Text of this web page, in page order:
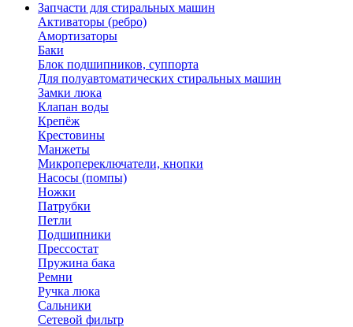
Запчасти для стиральных машин
Активаторы (ребро)
Амортизаторы
Баки
Блок подшипников, суппорта
Для полуавтоматических стиральных машин
Замки люка
Клапан воды
Крепёж
Крестовины
Манжеты
Микропереключатели, кнопки
Насосы (помпы)
Ножки
Патрубки
Петли
Подшипники
Прессостат
Пружина бака
Ремни
Ручка люка
Сальники
Сетевой фильтр